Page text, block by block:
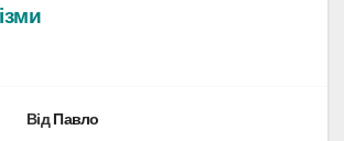
ВідПавло